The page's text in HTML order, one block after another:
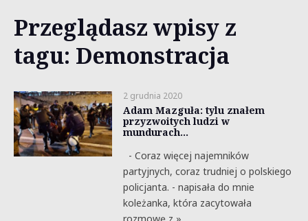
Przeglądasz wpisy z
tagu: Demonstracja
2 grudnia 2020
Adam Mazguła: tylu znałem
przyzwoitych ludzi w
mundurach…
- Coraz więcej najemników
partyjnych, coraz trudniej o polskiego
policjanta. - napisała do mnie
koleżanka, która zacytowała